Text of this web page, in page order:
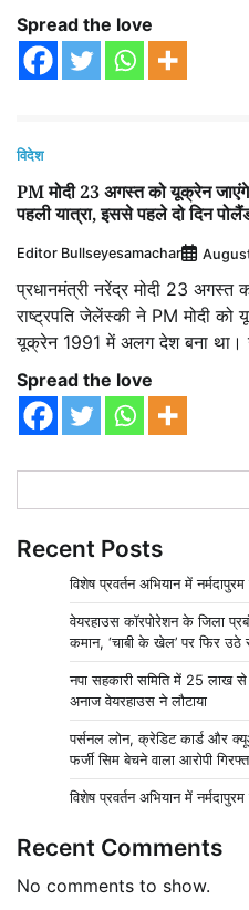
Spread the love
विदेश
PM मोदी 23 अगस्त को यूक्रेन
पहली यात्रा, इससे पहले दो दिन
Editor Bullseyesamachar
प्रधानमंत्री नरेंद्र मोदी 23
राष्ट्रपति जेलेंस्की ने PM मोदी को
यूक्रेन 1991 में अलग देश बना
Spread the love
Recent Posts
विशेष प्रवर्तन अभियान में
वेयरहाउस कॉरपोरेशन के जिला
कमान, ‘चाबी के खेल’ पर फिर उठे
नपा सहकारी समिति में 25 लाख
अनाज वेयरहाउस ने लौटाया
पर्सनल लोन, क्रेडिट कार्ड और
फर्जी सिम बेचने वाला आरोपी
विशेष प्रवर्तन अभियान में
Recent Comments
No comments to show.